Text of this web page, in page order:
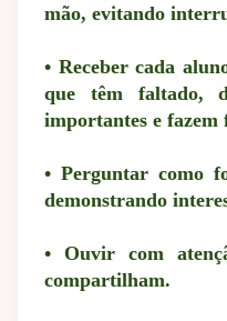
mão, evitando
• Receber cada
que têm faltado,
importantes e fazem
• Perguntar como
demonstrando
• Ouvir com
compartilham.